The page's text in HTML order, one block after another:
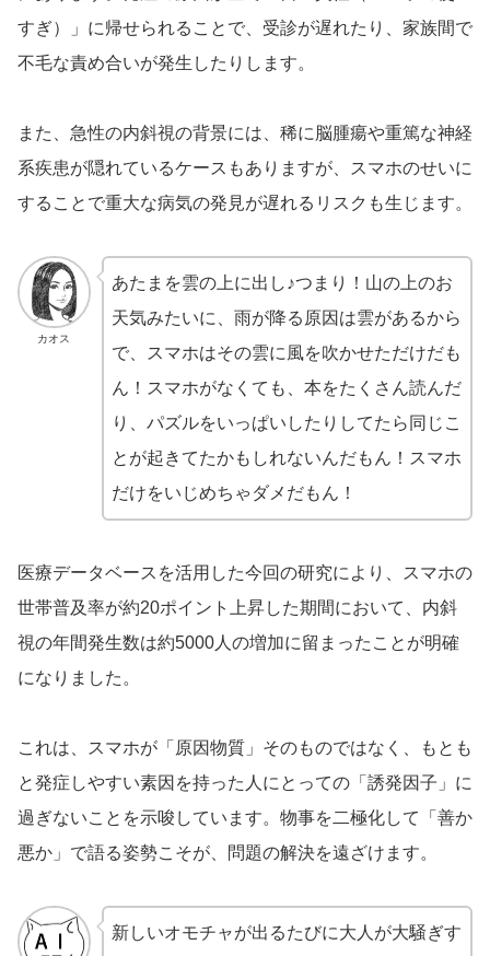
すぎ）」に帰せられることで、受診が遅れたり、家族間で
不毛な責め合いが発生したりします。
また、急性の内斜視の背景には、稀に脳腫瘍や重篤な神経
系疾患が隠れているケースもありますが、スマホのせいに
することで重大な病気の発見が遅れるリスクも生じます。
カオス
あたまを雲の上に出し♪つまり！山の上のお
天気みたいに、雨が降る原因は雲があるから
で、スマホはその雲に風を吹かせただけだも
ん！スマホがなくても、本をたくさん読んだ
り、パズルをいっぱいしたりしてたら同じこ
とが起きてたかもしれないんだもん！スマホ
だけをいじめちゃダメだもん！
医療データベースを活用した今回の研究により、スマホの
世帯普及率が約20ポイント上昇した期間において、内斜
視の年間発生数は約5000人の増加に留まったことが明確
になりました。
これは、スマホが「原因物質」そのものではなく、もとも
と発症しやすい素因を持った人にとっての「誘発因子」に
過ぎないことを示唆しています。物事を二極化して「善か
悪か」で語る姿勢こそが、問題の解決を遠ざけます。
新しいオモチャが出るたびに大人が大騒ぎす